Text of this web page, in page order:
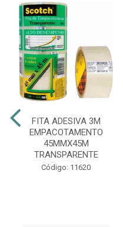
FITA ADESIVA 3M
EMPACOTAMENTO
45MMX45M
TRANSPARENTE
Código: 11620